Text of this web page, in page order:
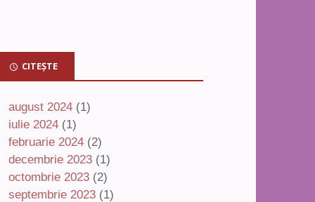
CITEȘTE
august 2024 (1)
iulie 2024 (1)
februarie 2024 (2)
decembrie 2023 (1)
octombrie 2023 (2)
septembrie 2023 (1)